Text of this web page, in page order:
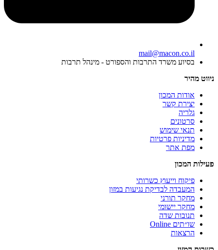
mail@macon.co.il
בסיוע משרד התרבות והספורט - מינהל תרבות
ניווט מהיר
אודות המכון
יצירת קשר
גלריה
סרטונים
תנאי שימוש
מדיניות פרטיות
מפת אתר
פעילות המכון
פיקוח וייעוץ כשרותי
המעבדה לבדיקת נגיעות במזון
מחקר תורני
מחקר יישומי
תנובות שדה
שו״תים Online
הרצאות